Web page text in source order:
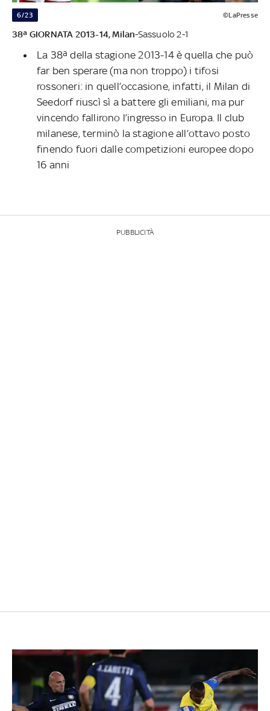
6/23 ©LaPresse
38ª GIORNATA 2013-14, Milan-Sassuolo 2-1
La 38ª della stagione 2013-14 è quella che può
far ben sperare (ma non troppo) i tifosi
rossoneri: in quell’occasione, infatti, il Milan di
Seedorf riuscì sì a battere gli emiliani, ma pur
vincendo fallirono l’ingresso in Europa. Il club
milanese, terminò la stagione all’ottavo posto
finendo fuori dalle competizioni europee dopo
16 anni
PUBBLICITÀ